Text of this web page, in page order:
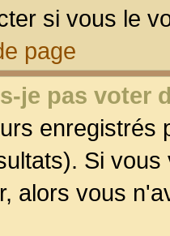
si vous le
page
je pas voter
enregistrés
Si
alors vous